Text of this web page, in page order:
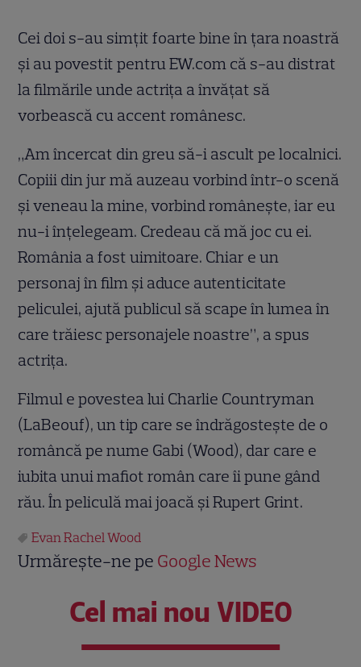
Cei doi s-au simţit foarte bine în ţara noastră
şi au povestit pentru EW.com că s-au distrat
la filmările unde actriţa a învăţat să
vorbească cu accent românesc.
„Am încercat din greu să-i ascult pe localnici.
Copiii din jur mă auzeau vorbind într-o scenă
şi veneau la mine, vorbind româneşte, iar eu
nu-i înţelegeam. Credeau că mă joc cu ei.
România a fost uimitoare. Chiar e un
personaj în film şi aduce autenticitate
peliculei, ajută publicul să scape în lumea în
care trăiesc personajele noastre”, a spus
actriţa.
Filmul e povestea lui Charlie Countryman
(LaBeouf), un tip care se îndrăgosteşte de o
româncă pe nume Gabi (Wood), dar care e
iubita unui mafiot român care îi pune gând
rău. În peliculă mai joacă şi Rupert Grint.
Evan Rachel Wood
Urmărește-ne pe Google News
Cel mai nou VIDEO